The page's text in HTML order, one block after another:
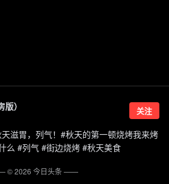
） 关注
滋胃，列气！#秋天的第一顿烧烤我来烤
么 #列气 #街边烧烤 #秋天美食
©2026 今日头条——